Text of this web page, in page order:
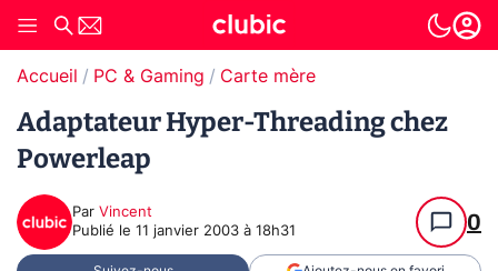
Accueil PC & Gaming Carte mère
Adaptateur Hyper-Threading chez
Powerleap
Par Vincent
Publié le 11 janvier 2003 à 18h31 0